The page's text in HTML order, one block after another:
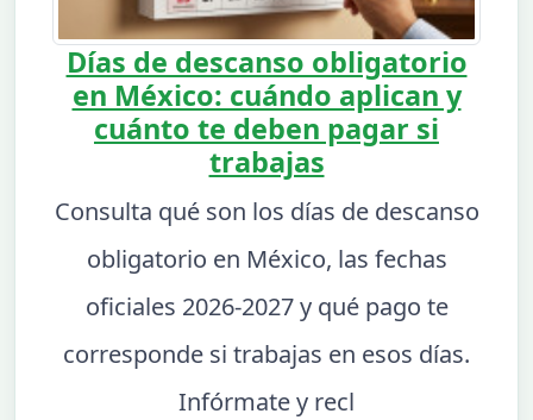
Días de descanso obligatorio
en México: cuándo aplican y
cuánto te deben pagar si
trabajas
Consulta qué son los días de descanso
obligatorio en México, las fechas
oficiales 2026-2027 y qué pago te
corresponde si trabajas en esos días.
Infórmate y recl